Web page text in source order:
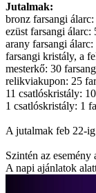
Jutalmak:
bronz farsangi
ezüst farsangi
arany farsangi
farsangi kristály, a
mesterkő: 30
relikviakupon: 25
11 csatlóskristály:
1 csatlóskristály: 1
A jutalmak feb 22-
Szintén az
A napi ajánlatok